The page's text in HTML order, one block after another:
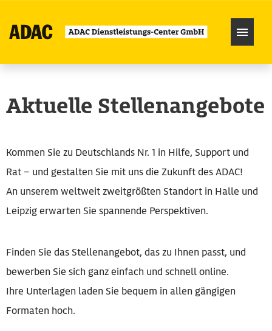
Über uns
Aktuelle Stellenangebote
Kommen Sie zu Deutschlands Nr. 1 in Hilfe, Support und
Rat – und gestalten Sie mit uns die Zukunft des ADAC!
An unserem weltweit zweitgrößten Standort in Halle und
Leipzig erwarten Sie spannende Perspektiven.
Finden Sie das Stellenangebot, das zu Ihnen passt, und
bewerben Sie sich ganz einfach und schnell online.
Ihre Unterlagen laden Sie bequem in allen gängigen
Formaten hoch.